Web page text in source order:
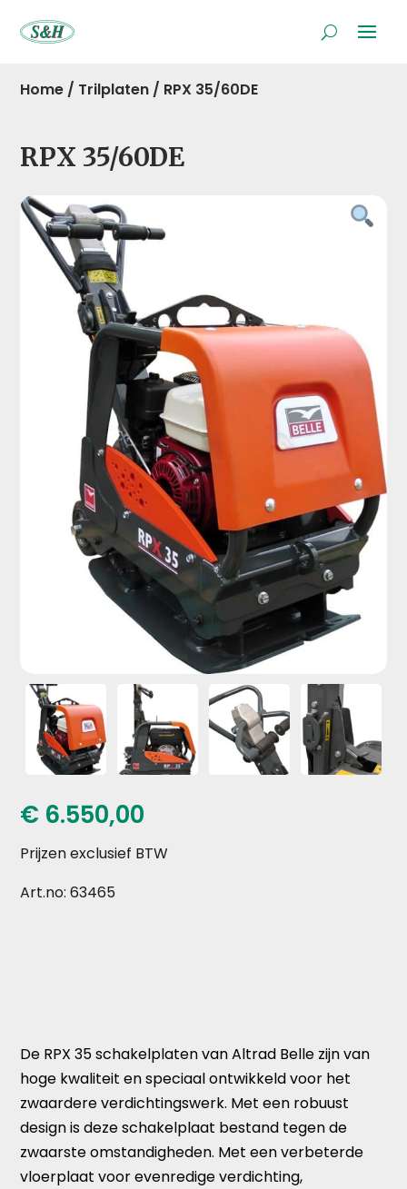
Home / Trilplaten / RPX 35/60DE
RPX 35/60DE
€ 6.550,00
Prijzen exclusief BTW
Art.no: 63465
De RPX 35 schakelplaten van Altrad Belle zijn van
hoge kwaliteit en speciaal ontwikkeld voor het
zwaardere verdichtingswerk. Met een robuust
design is deze schakelplaat bestand tegen de
zwaarste omstandigheden. Met een verbeterde
vloerplaat voor evenredige verdichting,